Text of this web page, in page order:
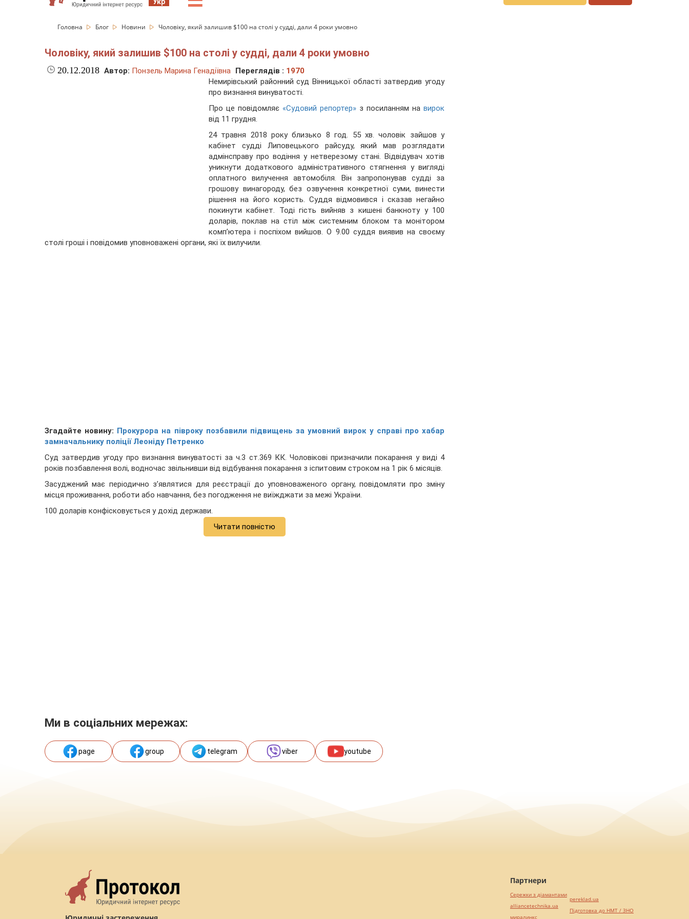
Головна Блог Новини Чоловіку, який залишив $100 на столі у судді, дали 4 роки умовно
Чоловіку, який залишив $100 на столі у судді, дали 4 роки умовно
20.12.2018 Автор: Понзель Марина Генадіївна Переглядів : 1970
Немирівський районний суд Вінницької області затвердив угоду
про визнання винуватості.
Про це повідомляє «Судовий репортер» з посиланням на вирок
від 11 грудня.
24 травня 2018 року близько 8 год. 55 хв. чоловік зайшов у
кабінет судді Липовецького райсуду, який мав розглядати
адмінсправу про водіння у нетверезому стані. Відвідувач хотів
уникнути додаткового адміністративного стягнення у вигляді
оплатного вилучення автомобіля. Він запропонував судді за
грошову винагороду, без озвучення конкретної суми, винести
рішення на його користь. Суддя відмовився і сказав негайно
покинути кабінет. Тоді гість вийняв з кишені банкноту у 100
доларів, поклав на стіл між системним блоком та монітором
комп’ютера і поспіхом вийшов. О 9.00 суддя виявив на своєму
столі гроші і повідомив уповноважені органи, які їх вилучили.
Згадайте новину: Прокурора на півроку позбавили підвищень за умовний вирок у справі про хабар
замначальнику поліції Леоніду Петренко
Суд затвердив угоду про визнання винуватості за ч.3 ст.369 КК. Чоловікові призначили покарання у виді 4
років позбавлення волі, водночас звільнивши від відбування покарання з іспитовим строком на 1 рік 6 місяців.
Засуджений має періодично з’являтися для реєстрації до уповноваженого органу, повідомляти про зміну
місця проживання, роботи або навчання, без погодження не виїжджати за межі України.
100 доларів конфісковується у дохід держави.
Читати повністю
Ми в соціальних мережах:
page group telegram viber youtube
Партнери
Сережки з діамантами
alliancetechnika.ua
миралинкс
pereklad.ua
Підготовка до НМТ / ЗНО